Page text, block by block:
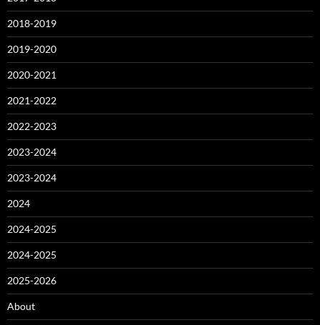
2018-2019
2019-2020
2020-2021
2021-2022
2022-2023
2023-2024
2023-2024
2024
2024-2025
2024-2025
2025-2026
About